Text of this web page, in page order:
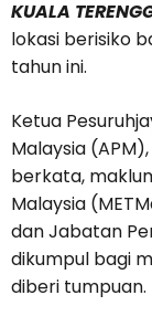
KUALA
lokasi berisiko
tahun ini.
Ketua
Malaysia
berkata,
Malaysia
dan Jabatan
dikumpul bagi
diberi tumpuan.